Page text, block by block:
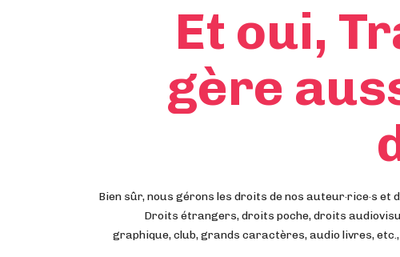
Et oui,
gère
Bien sûr, nous gérons les droits de nos auteur·rice·s et
Droits étrangers, droits poche, droits
graphique, club, grands caractères, audio livres,